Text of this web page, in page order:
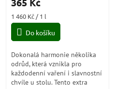
Měrná
cena:
1 460 Kč / 1 l
Do košíku
Dokonalá harmonie několika
odrůd, která vznikla pro
každodenní vaření i slavnostní
chvíle u stolu. Tento extra